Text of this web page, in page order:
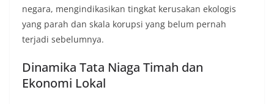
negara, mengindikasikan tingkat kerusakan ekologis
yang parah dan skala korupsi yang belum pernah
terjadi sebelumnya.
Dinamika Tata Niaga Timah dan
Ekonomi Lokal